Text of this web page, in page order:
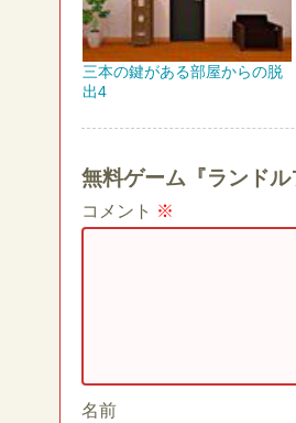
三本の鍵がある部屋からの脱
出4
無料ゲーム『ランド
コメント ※
名前